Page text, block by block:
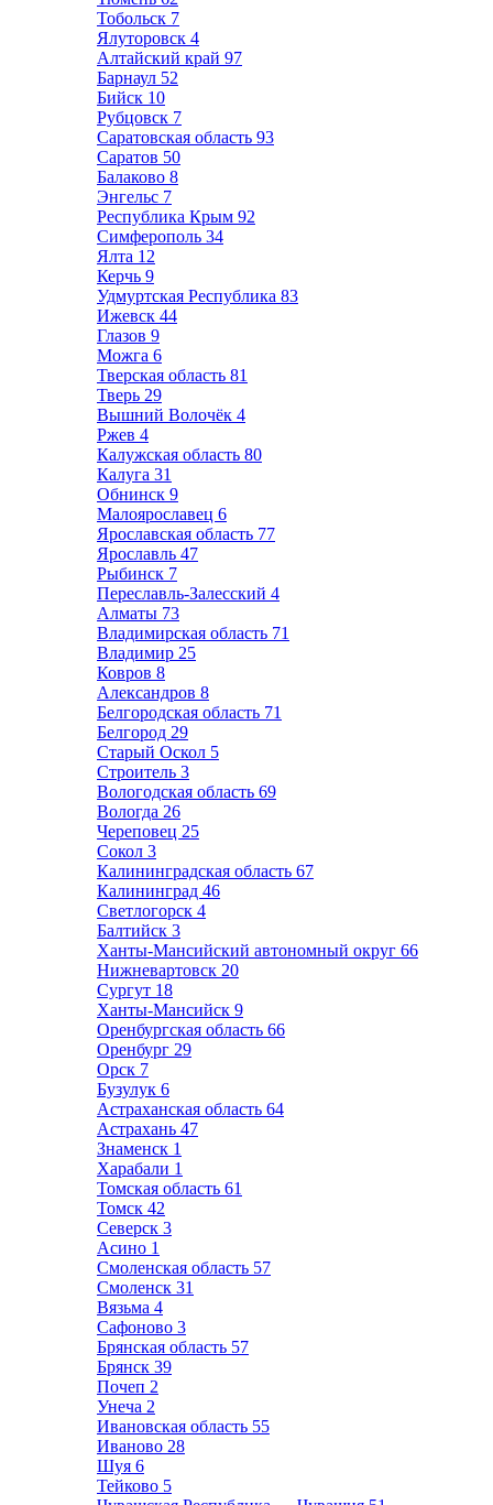
Тобольск 7
Ялуторовск 4
Алтайский край 97
Барнаул 52
Бийск 10
Рубцовск 7
Саратовская область 93
Саратов 50
Балаково 8
Энгельс 7
Республика Крым 92
Симферополь 34
Ялта 12
Керчь 9
Удмуртская Республика 83
Ижевск 44
Глазов 9
Можга 6
Тверская область 81
Тверь 29
Вышний Волочёк 4
Ржев 4
Калужская область 80
Калуга 31
Обнинск 9
Малоярославец 6
Ярославская область 77
Ярославль 47
Рыбинск 7
Переславль-Залесский 4
Алматы 73
Владимирская область 71
Владимир 25
Ковров 8
Александров 8
Белгородская область 71
Белгород 29
Старый Оскол 5
Строитель 3
Вологодская область 69
Вологда 26
Череповец 25
Сокол 3
Калининградская область 67
Калининград 46
Светлогорск 4
Балтийск 3
Ханты-Мансийский автономный округ 66
Нижневартовск 20
Сургут 18
Ханты-Мансийск 9
Оренбургская область 66
Оренбург 29
Орск 7
Бузулук 6
Астраханская область 64
Астрахань 47
Знаменск 1
Харабали 1
Томская область 61
Томск 42
Северск 3
Асино 1
Смоленская область 57
Смоленск 31
Вязьма 4
Сафоново 3
Брянская область 57
Брянск 39
Почеп 2
Унеча 2
Ивановская область 55
Иваново 28
Шуя 6
Тейково 5